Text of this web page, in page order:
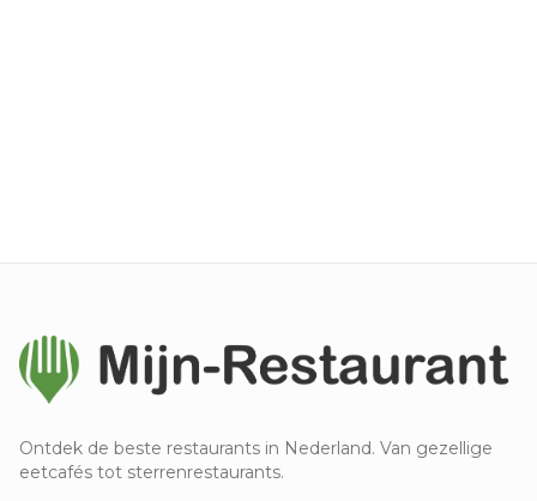
Ontdek de beste restaurants in Nederland. Van gezellige
eetcafés tot sterrenrestaurants.